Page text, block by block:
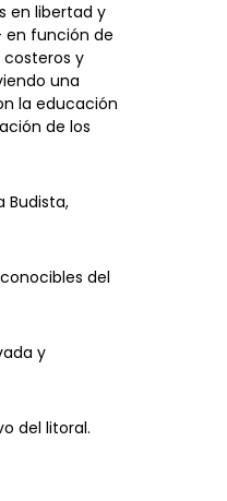
en libertad y
en función de
y
una
la educación
de los
Budista,
del
y
del litoral.